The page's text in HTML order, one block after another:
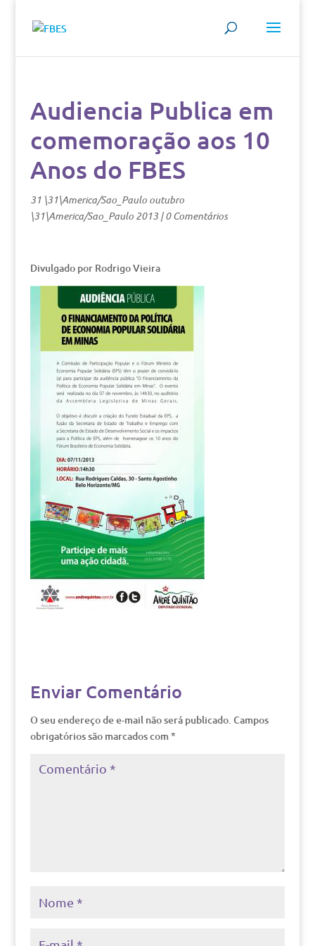
Audiencia Publica em
comemoração aos 10
Anos do FBES
31 \31\America/Sao_Paulo outubro
\31\America/Sao_Paulo 2013|0 Comentários
Divulgado por Rodrigo Vieira
Enviar Comentário
O seu endereço de e-mail não será publicado. Campos
obrigatórios são marcados com *